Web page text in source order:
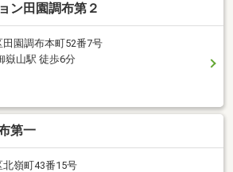
ン田園調布第２
園調布本町52番7号
嶽山駅 徒歩6分
第一
嶺町43番15号